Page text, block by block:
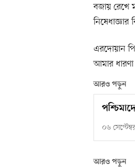
বজায় রেখে
নিষেধাজ্ঞার
এরদোয়ান
আমার
আরও পড়ুন
০৬
আরও পড়ুন